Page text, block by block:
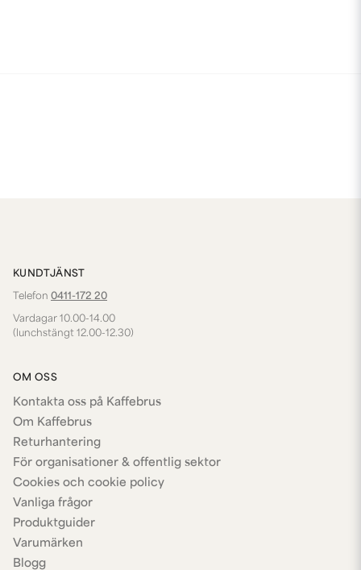
KUNDTJÄNST
Telefon 0411-172 20
Vardagar 10.00-14.00
(lunchstängt 12.00-12.30)
OM OSS
Kontakta oss på Kaffebrus
Om Kaffebrus
Returhantering
För organisationer & offentlig sektor
Cookies och cookie policy
Vanliga frågor
Produktguider
Varumärken
Blogg